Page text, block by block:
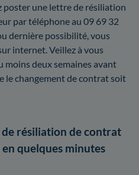
poster une lettre de résiliation
par téléphone au 09 69 32
dernière possibilité, vous
internet. Veillez à vous
moins deux semaines avant
le changement de contrat soit
résiliation de contrat
quelques minutes